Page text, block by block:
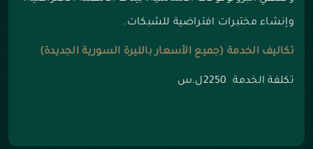
وإنشاء مختبرات افتراضية للشبكات.
تكاليف الخدمة (جميع الأسعار بالليرة السورية الجديدة)
تكلفة الخدمة 2250ل.س